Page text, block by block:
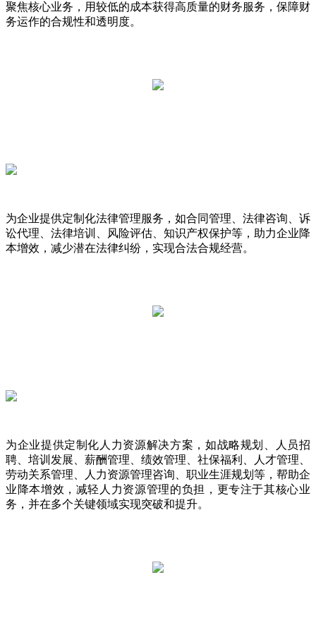
聚焦核心业务，用较低的成本获得高质量的财务服务，保障财
务运作的合规性和透明度。
为企业提供定制化法律管理服务，如合同管理、法律咨询、诉
讼代理、法律培训、风险评估、知识产权保护等，助力企业降
本增效，减少潜在法律纠纷，实现合法合规经营。
为企业提供定制化人力资源解决方案，如战略规划、人员招
聘、培训发展、薪酬管理、绩效管理、社保福利、人才管理、
劳动关系管理、人力资源管理咨询、职业生涯规划等，帮助企
业降本增效，减轻人力资源管理的负担，更专注于其核心业
务，并在多个关键领域实现突破和提升。